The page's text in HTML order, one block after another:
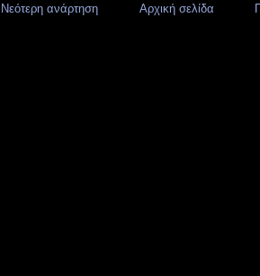
Νεότερη ανάρτηση Αρχική σελίδα